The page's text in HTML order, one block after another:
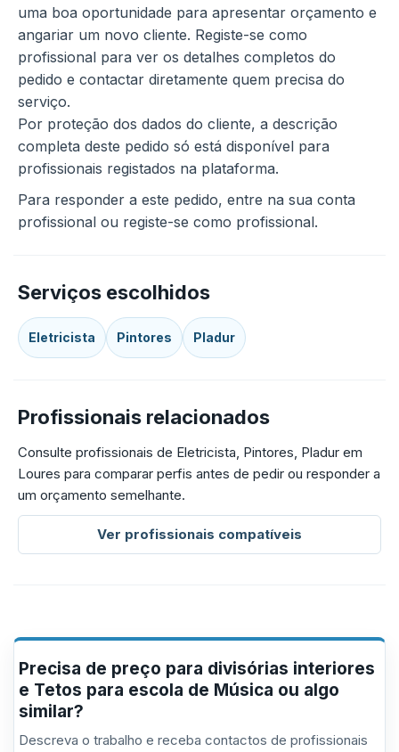
uma boa oportunidade para apresentar orçamento e
angariar um novo cliente. Registe-se como
profissional para ver os detalhes completos do
pedido e contactar diretamente quem precisa do
serviço.
Por proteção dos dados do cliente, a descrição
completa deste pedido só está disponível para
profissionais registados na plataforma.
Para responder a este pedido, entre na sua conta
profissional ou registe-se como profissional.
Serviços escolhidos
Eletricista Pintores Pladur
Profissionais relacionados
Consulte profissionais de Eletricista, Pintores, Pladur em
Loures para comparar perfis antes de pedir ou responder a
um orçamento semelhante.
Ver profissionais compatíveis
Precisa de preço para divisórias interiores
e Tetos para escola de Música ou algo
similar?
Descreva o trabalho e receba contactos de profissionais